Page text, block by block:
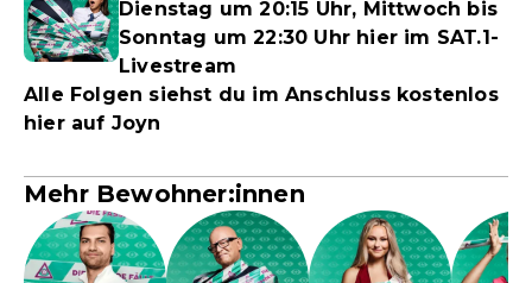
Dienstag um 20:15 Uhr, Mittwoch bis
Sonntag um 22:30 Uhr hier im SAT.1-
Livestream
Alle Folgen siehst du im Anschluss kostenlos
hier auf Joyn
Mehr Bewohner:innen